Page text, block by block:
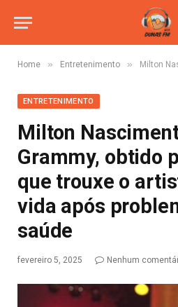
Home » Entretenimento » Milton Nascimento já tem
ENTRETENIMENTO
Milton
Grammy, obtido
que trouxe o
vida após
saúde
fevereiro 5, 2025 Nenhum